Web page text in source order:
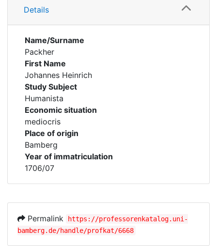
Details
Name/Surname
Packher
First Name
Johannes Heinrich
Study Subject
Humanista
Economic situation
mediocris
Place of origin
Bamberg
Year of immatriculation
1706/07
Permalink
https://professorenkatalog.uni-
bamberg.de/handle/profkat/6668